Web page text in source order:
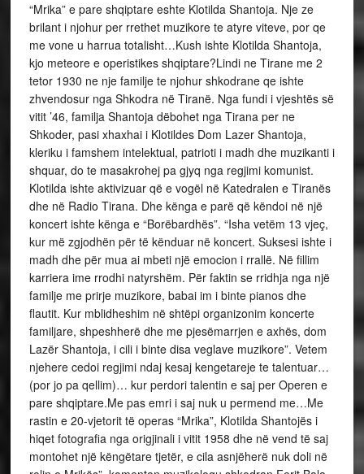
“Mrika” e pare shqiptare eshte Klotilda Shantoja. Nje ze
brilant i njohur per rrethet muzikore te atyre viteve, por qe
me vone u harrua totalisht…Kush ishte Klotilda Shantoja,
kjo meteore e operistikes shqiptare?Lindi ne Tirane me 2
tetor 1930 ne nje familje te njohur shkodrane qe ishte
zhvendosur nga Shkodra në Tiranë. Nga fundi i vjeshtës së
vitit ’46, familja Shantoja dëbohet nga Tirana per ne
Shkoder, pasi xhaxhai i Klotildes Dom Lazer Shantoja,
kleriku i famshem intelektual, patrioti i madh dhe muzikanti i
shquar, do te masakrohej pa gjyq nga regjimi komunist.
Klotilda ishte aktivizuar që e vogël në Katedralen e Tiranës
dhe në Radio Tirana. Dhe kënga e parë që këndoi në një
koncert ishte kënga e “Borëbardhës”. “Isha vetëm 13 vjeç,
kur më zgjodhën për të kënduar në koncert. Suksesi ishte i
madh dhe për mua ai mbeti një emocion i rrallë. Në fillim
karriera ime rrodhi natyrshëm. Për faktin se rridhja nga një
familje me prirje muzikore, babai im i binte pianos dhe
flautit. Kur mblidheshim në shtëpi organizonim koncerte
familjare, shpeshherë dhe me pjesëmarrjen e axhës, dom
Lazër Shantoja, i cili i binte disa veglave muzikore”. Vetem
njehere cedoi regjimi ndaj kesaj kengetareje te talentuar…
(por jo pa qellim)… kur perdori talentin e saj per Operen e
pare shqiptare.Me pas emri i saj nuk u permend me…Me
rastin e 20-vjetorit të operas “Mrika”, Klotilda Shantojës i
hiqet fotografia nga origjinali i vitit 1958 dhe në vend të saj
montohet një këngëtare tjetër, e cila asnjëherë nuk doli në